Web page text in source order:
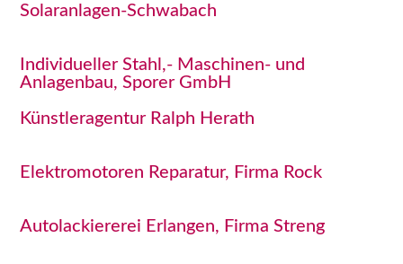
Solaranlagen-Schwabach
Individueller Stahl,- Maschinen- und
Anlagenbau, Sporer GmbH
Künstleragentur Ralph Herath
Elektromotoren Reparatur, Firma Rock
Autolackiererei Erlangen, Firma Streng